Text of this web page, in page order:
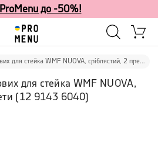
ProMenu до -50%!
для стейка WMF NUOVA, сріблястий, 2 предмети
для стейка WMF NUOVA,
(12 9143 6040)